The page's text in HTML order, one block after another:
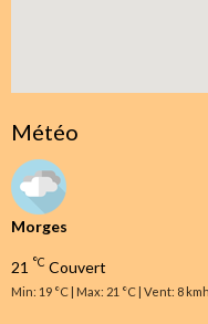
Météo
Morges
21 °C Couvert
Min: 19 °C | Max: 21 °C | Vent: 8